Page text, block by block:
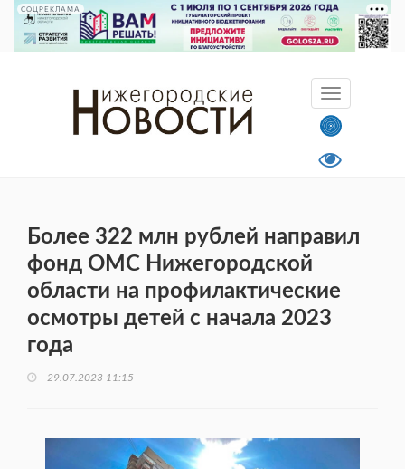
СОЦРЕКЛАМА
Более 322 млн рублей направил
фонд ОМС Нижегородской
области на профилактические
осмотры детей с начала 2023
года
29.07.2023 11:15